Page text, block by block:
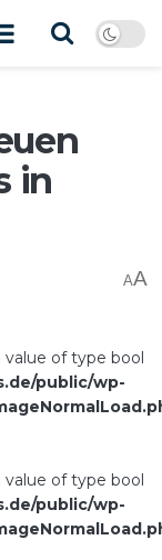
in
AA
value of type bool
public/wp-
value of type bool
public/wp-